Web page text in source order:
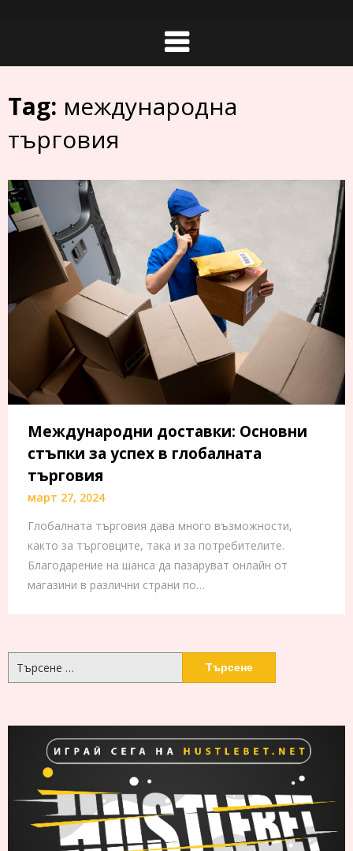
Tag: международна
търговия
Международни доставки: Основни
стъпки за успех в глобалната
търговия
март 27, 2024
Глобалната търговия дава много възможности,
както за търговците, така и за потребителите.
Благодарение на шанса да пазаруват онлайн от
магазини в различни страни по…
за: